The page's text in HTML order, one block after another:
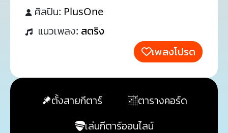
ศิลปิน: PlusOne
แนวเพลง: สตริง
เพลงโปรด
ตั้งสายกีตาร์
ตารางคอร์ด
เล่นกีตาร์ออนไลน์